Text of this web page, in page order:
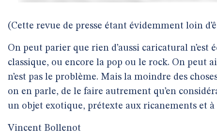
(Cette revue de presse étant évidemment loin
On peut parier que rien d’aussi caricatural n’est
classique, ou encore la pop ou le rock. On peut
n’est pas le problème. Mais la moindre des
on en parle, de le faire autrement qu’en
un objet exotique, prétexte aux ricanements et à
Vincent Bollenot